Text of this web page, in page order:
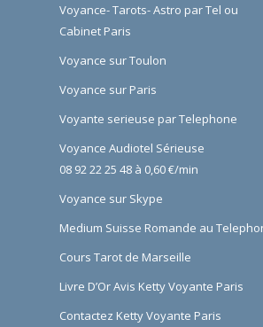
Voyance- Tarots- Astro par Tel ou
Cabinet Paris
Voyance sur Toulon
Voyance sur Paris
Voyante serieuse par Telephone
Voyance Audiotel Sérieuse
08 92 22 25 48 à 0,60 €/min
Voyance sur Skype
Medium Suisse Romande au
Cours Tarot de Marseille
Livre D’Or Avis Ketty Voyante Paris
Contactez Ketty Voyante Paris